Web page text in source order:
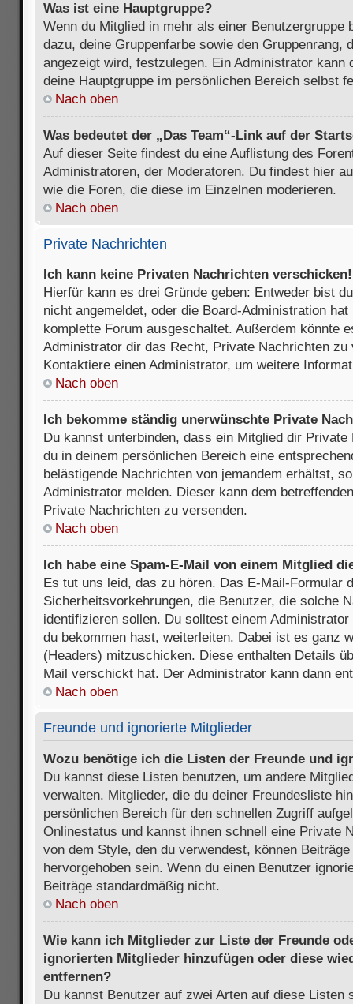
Was ist eine Hauptgruppe?
Wenn du Mitglied in mehr als einer Benutzergruppe
dazu, deine Gruppenfarbe sowie den Gruppenrang,
angezeigt wird, festzulegen. Ein Administrator kann
deine Hauptgruppe im persönlichen Bereich selbst
Nach oben
Was bedeutet der „Das Team“-Link auf der
Auf dieser Seite findest du eine Auflistung des
Administratoren, der Moderatoren. Du findest hier
wie die Foren, die diese im Einzelnen moderieren.
Nach oben
Private Nachrichten
Ich kann keine Privaten Nachrichten verschicken!
Hierfür kann es drei Gründe geben: Entweder bist
nicht angemeldet, oder die Board-Administration
komplette Forum ausgeschaltet. Außerdem könnte
Administrator dir das Recht, Private Nachrichten
Kontaktiere einen Administrator, um weitere
Nach oben
Ich bekomme ständig unerwünschte Private
Du kannst unterbinden, dass ein Mitglied dir
du in deinem persönlichen Bereich eine
belästigende Nachrichten von jemandem erhältst,
Administrator melden. Dieser kann dem
Private Nachrichten zu versenden.
Nach oben
Ich habe eine Spam-E-Mail von einem Mitglied
Es tut uns leid, das zu hören. Das E-Mail-Formular
Sicherheitsvorkehrungen, die Benutzer, die solche
identifizieren sollen. Du solltest einem
du bekommen hast, weiterleiten. Dabei ist es ganz
(Headers) mitzuschicken. Diese enthalten Details
Mail verschickt hat. Der Administrator kann dann
Nach oben
Freunde und ignorierte Mitglieder
Wozu benötige ich die Listen der Freunde und
Du kannst diese Listen benutzen, um andere
verwalten. Mitglieder, die du deiner Freundesliste
persönlichen Bereich für den schnellen Zugriff
Onlinestatus und kannst ihnen schnell eine Private
von dem Style, den du verwendest, können
hervorgehoben sein. Wenn du einen Benutzer
Beiträge standardmäßig nicht.
Nach oben
Wie kann ich Mitglieder zur Liste der Freunde
ignorierten Mitglieder hinzufügen oder diese
entfernen?
Du kannst Benutzer auf zwei Arten auf diese Listen